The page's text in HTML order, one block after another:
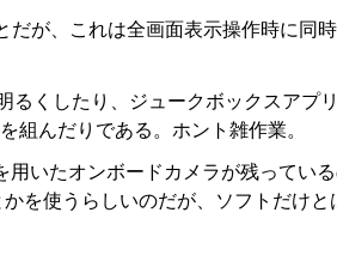
が、これは全画面表示操作時に同
くしたり、ジュークボックスアプ
組んだりである。ホント雑作業。
いたオンボードカメラが残ってい
を使うらしいのだが、ソフトだけと